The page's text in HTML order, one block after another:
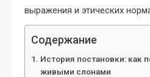
выражения и этических
Содержание
История постановки: как
живыми слонами